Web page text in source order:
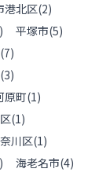
港北区(2)
) 平塚市(5)
(7)
(3)
原町(1)
(1)
川区(1)
) 海老名市(4)